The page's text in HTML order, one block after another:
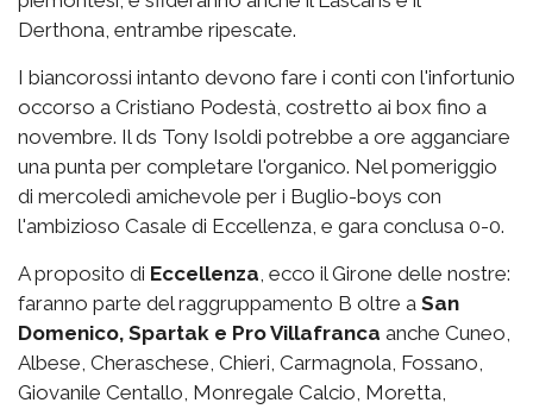
Derthona, entrambe ripescate.
I biancorossi intanto devono fare i conti con l'infortunio
occorso a Cristiano Podestà, costretto ai box fino a
novembre. Il ds Tony Isoldi potrebbe a ore agganciare
una punta per completare l'organico. Nel pomeriggio
di mercoledì amichevole per i Buglio-boys con
l'ambizioso Casale di Eccellenza, e gara conclusa 0-0.
A proposito di Eccellenza , ecco il Girone delle nostre:
faranno parte del raggruppamento B oltre a San
Domenico, Spartak e Pro Villafranca anche Cuneo,
Albese, Cheraschese, Chieri, Carmagnola, Fossano,
Giovanile Centallo, Monregale Calcio, Moretta,